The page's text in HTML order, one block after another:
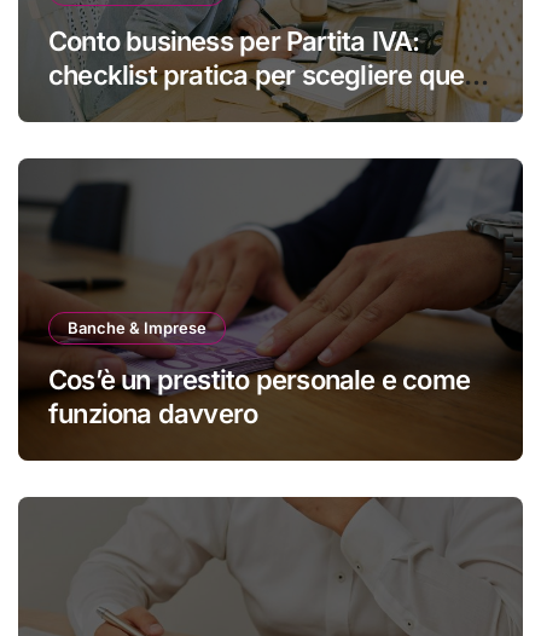
Conto business per Partita IVA:
checklist pratica per scegliere quello
giusto
Banche & Imprese
Cos’è un prestito personale e come
funziona davvero